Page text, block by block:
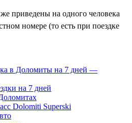
приведены на одного человека
номере (то есть при поездке
в Доломиты на 7 дней —
на 7 дней
Dolomiti Superski